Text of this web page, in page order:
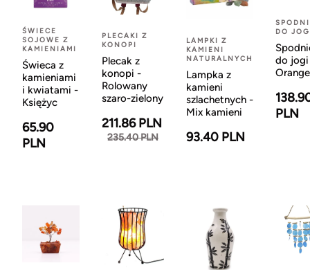
ŚWIECE
SOJOWE Z
KAMIENIAMI
Świeca z
kamieniami
i kwiatami -
Księżyc
65.90
PLN
PLECAKI Z
KONOPI
Plecak z
konopi -
Rolowany
szaro-zielony
211.86 PLN
235.40 PLN
LAMPKI Z
KAMIENI
NATURALNYCH
Lampka z
kamieni
szlachetnych -
Mix kamieni
93.40 PLN
DO
do
Orange
PLN